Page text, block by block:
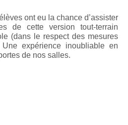
ont eu la chance d’assister
de cette version tout-terrain
(dans le respect des mesures
expérience inoubliable en
de nos salles.